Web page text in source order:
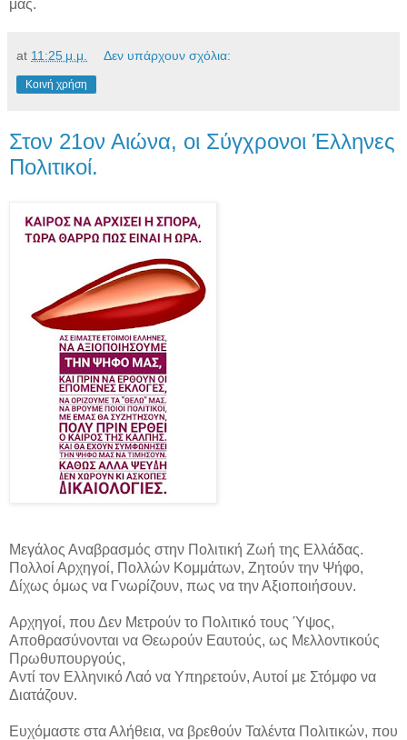
μας.
at 11:25 μ.μ. Δεν υπάρχουν σχόλια:
Κοινή χρήση
Στον 21ον Αιώνα, οι Σύγχρονοι Έλληνες
Πολιτικοί.
Μεγάλος Αναβρασμός στην Πολιτική Ζωή της Ελλάδας.
Πολλοί Αρχηγοί, Πολλών Κομμάτων, Ζητούν την Ψήφο,
Δίχως όμως να Γνωρίζουν, πως να την Αξιοποιήσουν.
Αρχηγοί, που Δεν Μετρούν το Πολιτικό τους Ύψος,
Αποθρασύνονται να Θεωρούν Εαυτούς, ως Μελλοντικούς
Πρωθυπουργούς,
Αντί τον Ελληνικό Λαό να Υπηρετούν, Αυτοί με Στόμφο να
Διατάζουν.
Ευχόμαστε στα Αλήθεια, να βρεθούν Ταλέντα Πολιτικών, που